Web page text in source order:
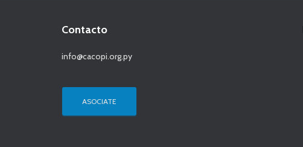
Contacto
info@cacopi.org.py
ASOCIATE